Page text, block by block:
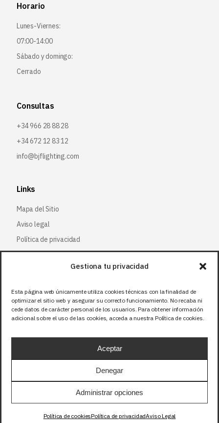
Gestiona tu privacidad
Esta página web únicamente utiliza cookies técnicas con la finalidad de
optimizar el sitio web y asegurar su correcto funcionamiento. No recaba ni
cede datos de carácter personal de los usuarios. Para obtener información
adicional sobre el uso de las cookies, acceda a nuestra Política de cookies.
Aceptar
Denegar
Administrar opciones
Política de cookiesPolítica de privacidadAviso Legal
Horario
Lunes-Viernes:
07:00-14:00
Sábado y domingo:
Cerrado
Consultas
+34 966 28 88 28
+34 672 12 83 12
info@bjflighting.com
Links
Mapa del Sitio
Aviso legal
Política de privacidad
Política de cookies
Síguenos
Facebook
X (Twitter)
Instagram
Precios sin IVA (21%). Tasa RAEE incluida en
aquellos productos que corresponda.